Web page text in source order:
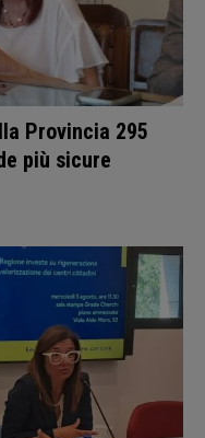
Provincia 295
più sicure